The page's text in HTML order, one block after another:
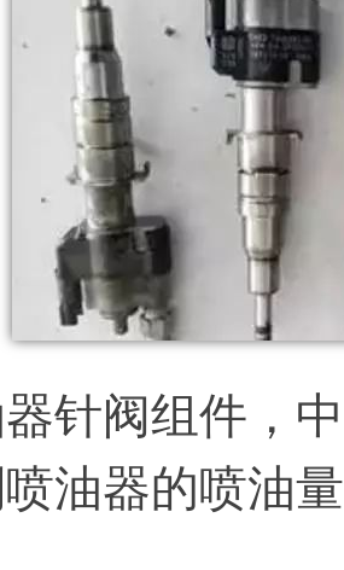
针阀组件，
油器的喷油量